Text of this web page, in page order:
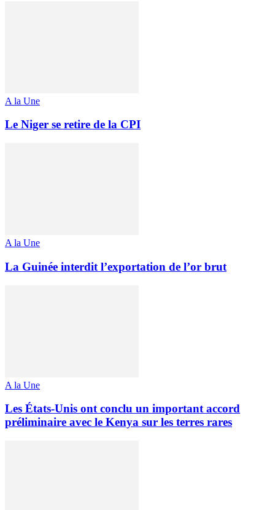
A la Une
Le Niger se retire de la CPI
A la Une
La Guinée interdit l’exportation de l’or brut
A la Une
Les États-Unis ont conclu un important accord
préliminaire avec le Kenya sur les terres rares